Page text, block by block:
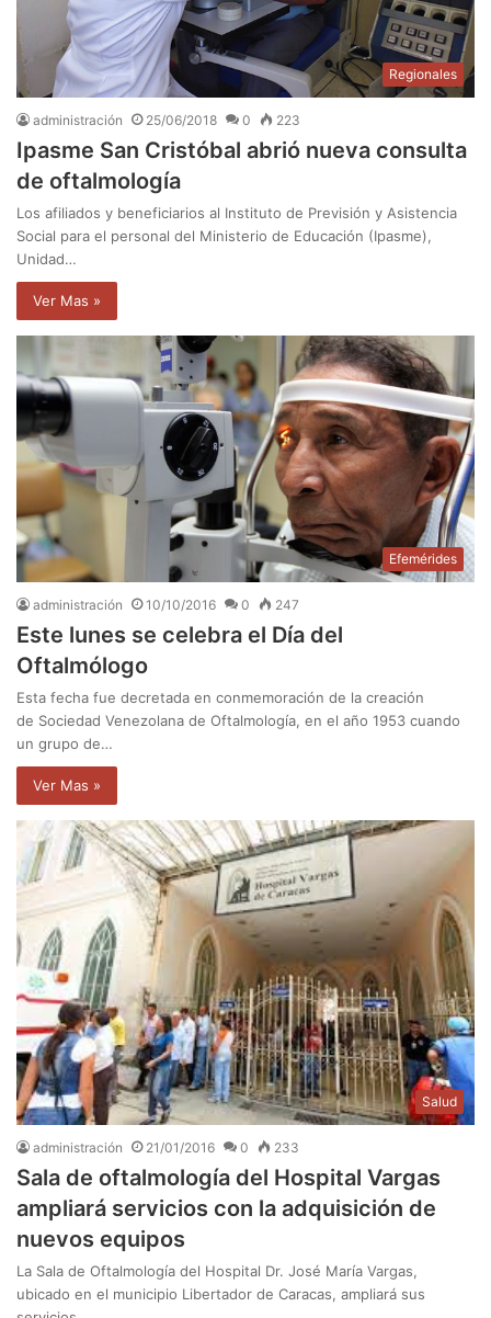
Regionales
administración 25/06/2018 0 223
Ipasme San Cristóbal abrió nueva consulta
de oftalmología
Los afiliados y beneficiarios al Instituto de Previsión y Asistencia
Social para el personal del Ministerio de Educación (Ipasme),
Unidad…
Ver Mas »
Efemérides
administración 10/10/2016 0 247
Este lunes se celebra el Día del
Oftalmólogo
Esta fecha fue decretada en conmemoración de la creación
de Sociedad Venezolana de Oftalmología, en el año 1953 cuando
un grupo de…
Ver Mas »
Salud
administración 21/01/2016 0 233
Sala de oftalmología del Hospital Vargas
ampliará servicios con la adquisición de
nuevos equipos
La Sala de Oftalmología del Hospital Dr. José María Vargas,
ubicado en el municipio Libertador de Caracas, ampliará sus